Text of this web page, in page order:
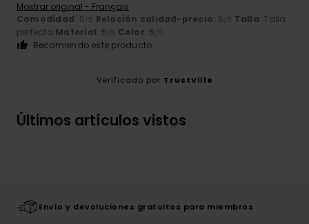
Mostrar original - Français
Comodidad: 5/5 Relación calidad-precio: 5/5 Talla: Talla
perfecta Material: 5/5 Color: 5 /5
Recomiendo este producto
Verificado por TrustVille
Últimos artículos vistos
Envío y devoluciones gratuitos para miembros